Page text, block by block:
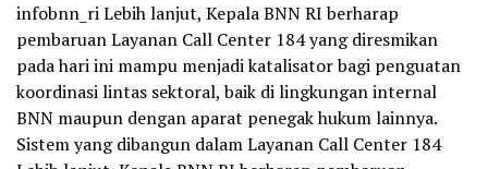
infobnn_ri Lebih lanjut, Kepala BNN RI berharap
pembaruan Layanan Call Center 184 yang diresmikan
pada hari ini mampu menjadi katalisator bagi penguatan
koordinasi lintas sektoral, baik di lingkungan internal
BNN maupun dengan aparat penegak hukum lainnya.
Sistem yang dibangun dalam Layanan Call Center 184